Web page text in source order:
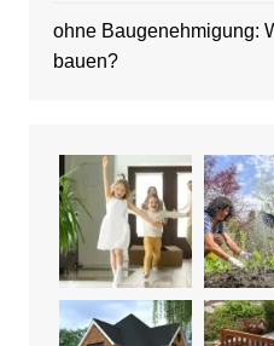
ohne Baugenehmigung:
bauen?